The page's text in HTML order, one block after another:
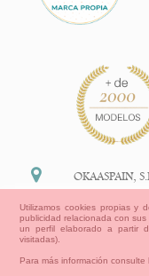
OKAASPAIN,
Utilizamos cookies propias y
publicidad relacionada con
un perfil elaborado a partir
visitadas).
Para más información